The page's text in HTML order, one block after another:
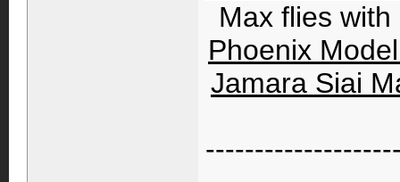
Max flies
Phoenix
Jamara Siai